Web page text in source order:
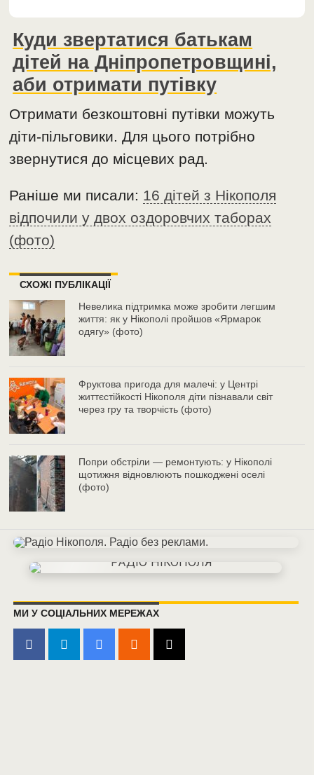
Куди звертатися батькам
дітей на Дніпропетровщині,
аби отримати путівку
Отримати безкоштовні путівки можуть
діти-пільговики. Для цього потрібно
звернутися до місцевих рад.
Раніше ми писали: 16 дітей з Нікополя
відпочили у двох оздоровчих таборах
(фото)
СХОЖІ ПУБЛІКАЦІЇ
Невелика підтримка може зробити легшим
життя: як у Нікополі пройшов «Ярмарок
одягу» (фото)
Фруктова пригода для малечі: у Центрі
життєстійкості Нікополя діти пізнавали світ
через гру та творчість (фото)
Попри обстріли — ремонтують: у Нікополі
щотижня відновлюють пошкоджені оселі
(фото)
МИ У СОЦІАЛЬНИХ МЕРЕЖАХ